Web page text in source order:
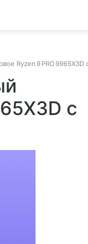
Ryzen 9 PRO 9965X3D
с